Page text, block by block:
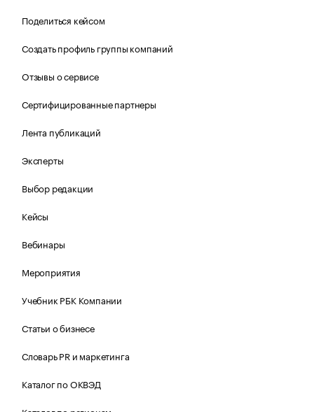
Поделиться кейсом
Создать профиль группы компаний
Отзывы о сервисе
Сертифицированные партнеры
Лента публикаций
Эксперты
Выбор редакции
Кейсы
Вебинары
Мероприятия
Учебник РБК Компании
Статьи о бизнесе
Словарь PR и маркетинга
Каталог по ОКВЭД